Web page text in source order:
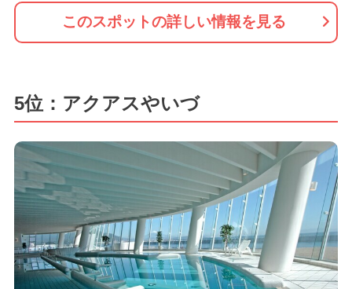
このスポットの詳しい情報を見る
5位：アクアスやいづ